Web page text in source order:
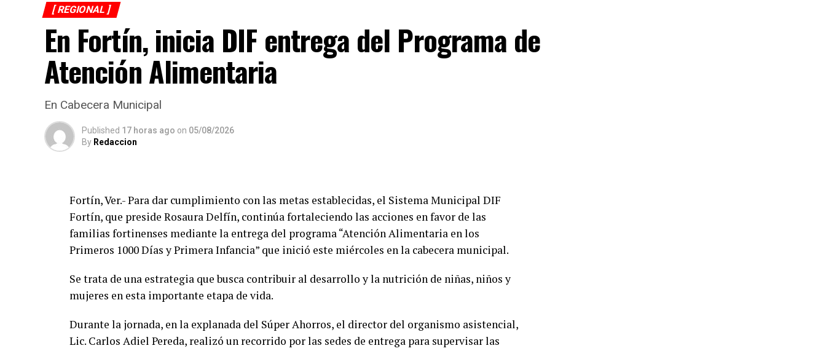
[ REGIONAL ]
En Fortín, inicia DIF entrega del Programa de
Atención Alimentaria
En Cabecera Municipal
Published 17 horas ago on 05/08/2026
By Redaccion
Fortín, Ver.- Para dar cumplimiento con las metas establecidas, el Sistema Municipal DIF
Fortín, que preside Rosaura Delfín, continúa fortaleciendo las acciones en favor de las
familias fortinenses mediante la entrega del programa “Atención Alimentaria en los
Primeros 1000 Días y Primera Infancia” que inició este miércoles en la cabecera municipal.
Se trata de una estrategia que busca contribuir al desarrollo y la nutrición de niñas, niños y
mujeres en esta importante etapa de vida.
Durante la jornada, en la explanada del Súper Ahorros, el director del organismo asistencial,
Lic. Carlos Adiel Pereda, realizó un recorrido por las sedes de entrega para supervisar las